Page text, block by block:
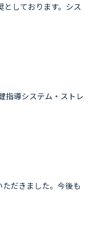
しております。シス
指導システム・ストレ
だきました。今後も